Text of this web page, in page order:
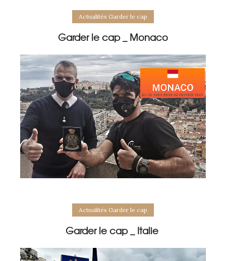
Actualités Garder le cap
Garder le cap _ Monaco
Actualités Garder le cap
Garder le cap _ Italie